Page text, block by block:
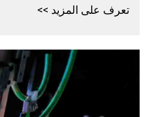
تعرف على المزيد >>